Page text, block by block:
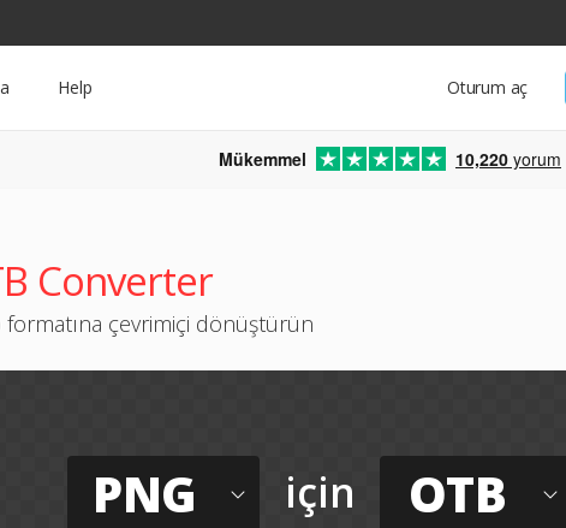
Oturum aç
Help
Mükemmel 10,220 yorum
Converter
formatına çevrimiçi dönüştürün
PNG için OTB